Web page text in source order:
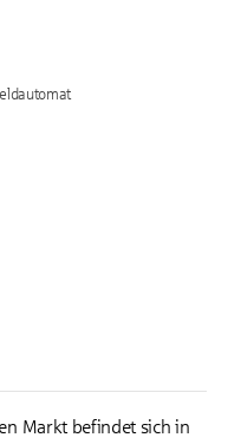
Markt befindet sich in